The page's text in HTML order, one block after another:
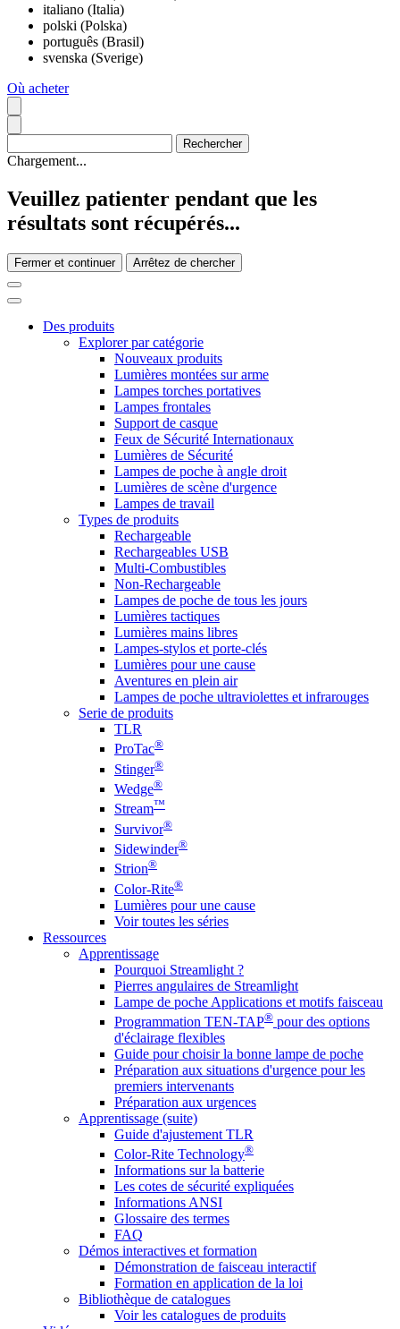
italiano (Italia)
polski (Polska)
português (Brasil)
svenska (Sverige)
Où acheter
Chargement...
Veuillez patienter pendant que les
résultats sont récupérés...
Fermer et continuer Arrêtez de chercher
Des produits
Explorer par catégorie
Nouveaux produits
Lumières montées sur arme
Lampes torches portatives
Lampes frontales
Support de casque
Feux de Sécurité Internationaux
Lumières de Sécurité
Lampes de poche à angle droit
Lumières de scène d'urgence
Lampes de travail
Types de produits
Rechargeable
Rechargeables USB
Multi-Combustibles
Non-Rechargeable
Lampes de poche de tous les jours
Lumières tactiques
Lumières mains libres
Lampes-stylos et porte-clés
Lumières pour une cause
Aventures en plein air
Lampes de poche ultraviolettes et infrarouges
Serie de produits
TLR
ProTac®
Stinger®
Wedge®
Stream™
Survivor®
Sidewinder®
Strion®
Color-Rite®
Lumières pour une cause
Voir toutes les séries
Ressources
Apprentissage
Pourquoi Streamlight ?
Pierres angulaires de Streamlight
Lampe de poche Applications et motifs faisceau
Programmation TEN-TAP® pour des options
d'éclairage flexibles
Guide pour choisir la bonne lampe de poche
Préparation aux situations d'urgence pour les
premiers intervenants
Préparation aux urgences
Apprentissage (suite)
Guide d'ajustement TLR
Color-Rite Technology®
Informations sur la batterie
Les cotes de sécurité expliquées
Informations ANSI
Glossaire des termes
FAQ
Démos interactives et formation
Démonstration de faisceau interactif
Formation en application de la loi
Bibliothèque de catalogues
Voir les catalogues de produits